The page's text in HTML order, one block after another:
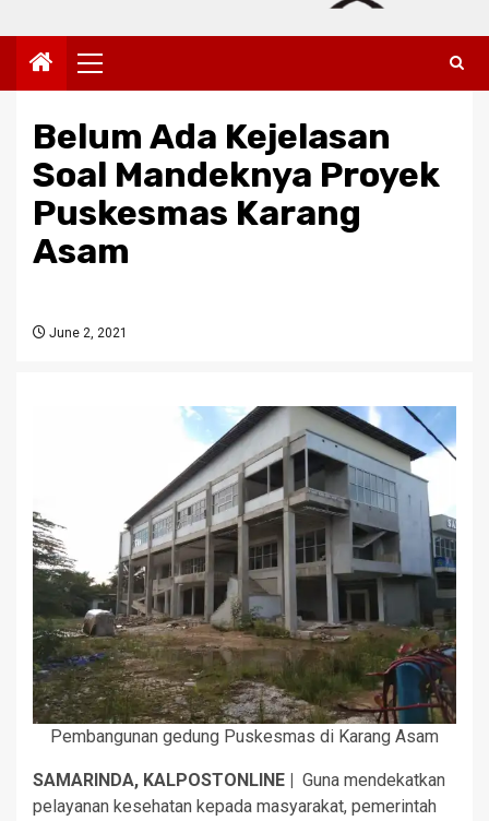
Primary
Menu
Belum Ada Kejelasan
Soal Mandeknya Proyek
Puskesmas Karang
Asam
June 2, 2021
Pembangunan gedung Puskesmas di Karang Asam
SAMARINDA, KALPOSTONLINE |
Guna mendekatkan
pelayanan kesehatan kepada masyarakat, pemerintah